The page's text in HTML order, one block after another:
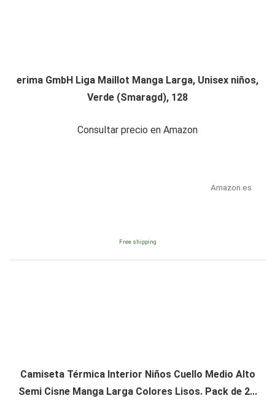
erima GmbH Liga Maillot Manga Larga, Unisex niños,
Verde (Smaragd), 128
Consultar precio en Amazon
Amazon.es
Free shipping
Camiseta Térmica Interior Niños Cuello Medio Alto
Semi Cisne Manga Larga Colores Lisos. Pack de 2...